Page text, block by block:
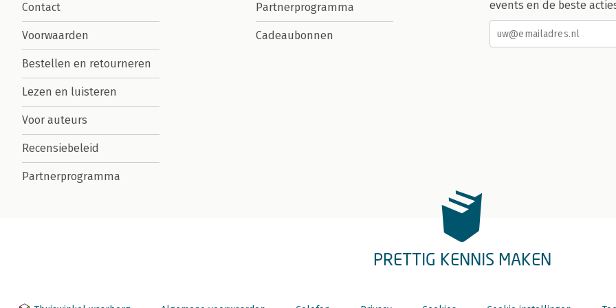
Contact
Voorwaarden
Bestellen en retourneren
Lezen en luisteren
Voor auteurs
Recensiebeleid
Partnerprogramma
Partnerprogramma
Cadeaubonnen
events en de beste
PRETTIG KENNIS MAKEN